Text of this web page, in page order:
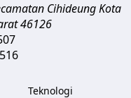
CihideungKota
46126
Teknologi